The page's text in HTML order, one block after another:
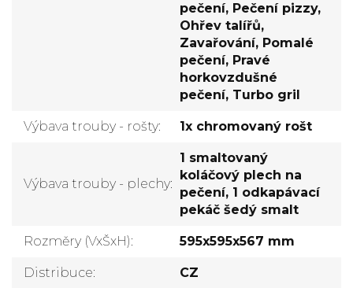
pečení, Pečení pizzy,
Ohřev talířů,
Zavařování, Pomalé
pečení, Pravé
horkovzdušné
pečení, Turbo gril
Výbava trouby - rošty: 1x chromovaný rošt
Výbava trouby - plechy:
1 smaltovaný
koláčový plech na
pečení, 1 odkapávací
pekáč šedý smalt
Rozměry (VxŠxH): 595x595x567 mm
Distribuce: CZ